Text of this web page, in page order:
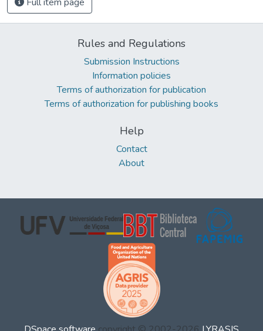
Rules and Regulations
Submission Instructions
Information policies
Terms of authorization for publication
Terms of authorization for publishing books
Help
Contact
About